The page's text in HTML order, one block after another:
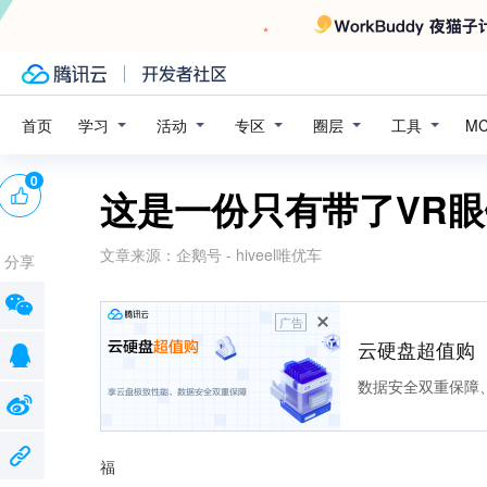
首页 学习 活动 专区 圈层 工具
这是一份只有带了VR
文章来源： 企鹅号 - hiveel唯优车
广告
云硬盘超值购
数据安全双重保障
福
0
分享